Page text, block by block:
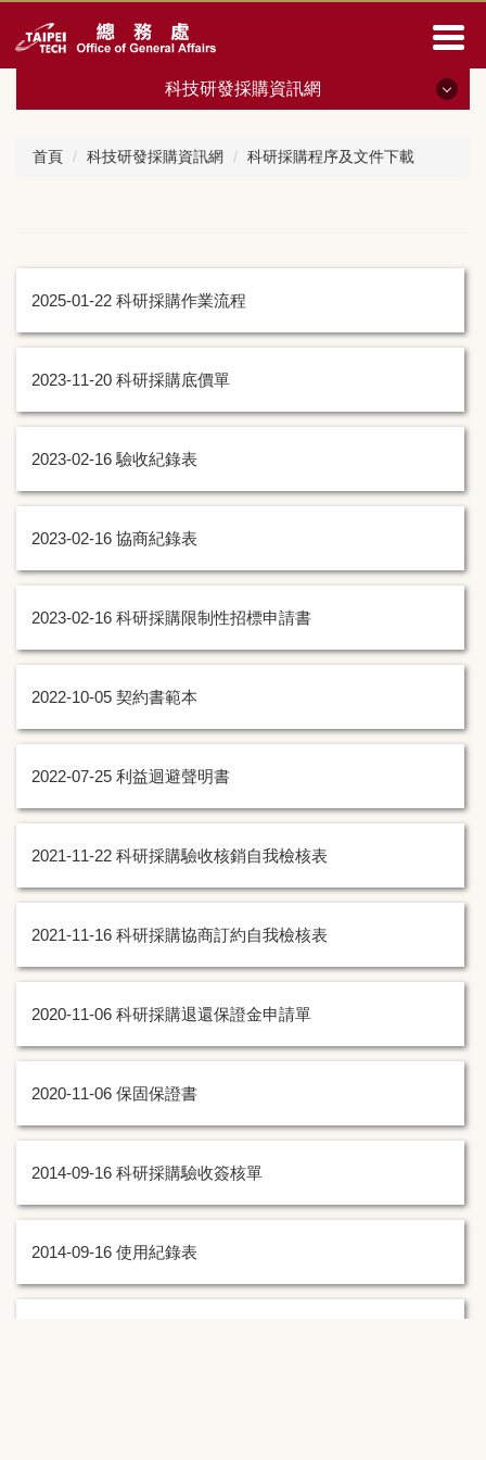
到
內
科技研發採購資訊網
Q&A
招標/決標公告
首頁 科技研發採購資訊網 科研採購程序及文件下載
2025-01-22 科研採購作業流程
2023-11-20 科研採購底價單
2023-02-16 驗收紀錄表
2023-02-16 協商紀錄表
2023-02-16 科研採購限制性招標申請書
2022-10-05 契約書範本
2022-07-25 利益迴避聲明書
2021-11-22 科研採購驗收核銷自我檢核表
2021-11-16 科研採購協商訂約自我檢核表
2020-11-06 科研採購退還保證金申請單
2020-11-06 保固保證書
2014-09-16 科研採購驗收簽核單
2014-09-16 使用紀錄表